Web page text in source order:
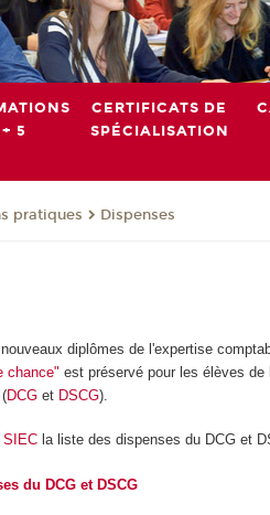
5
CERTIFICATS DE
SPÉCIALISATION
pratiques Dispenses
diplômes de l'expertise
chance"est préservé pour les élèves
DCG et DSCG).
SIEC la liste des dispenses du DCG et
du DCG et DSCG